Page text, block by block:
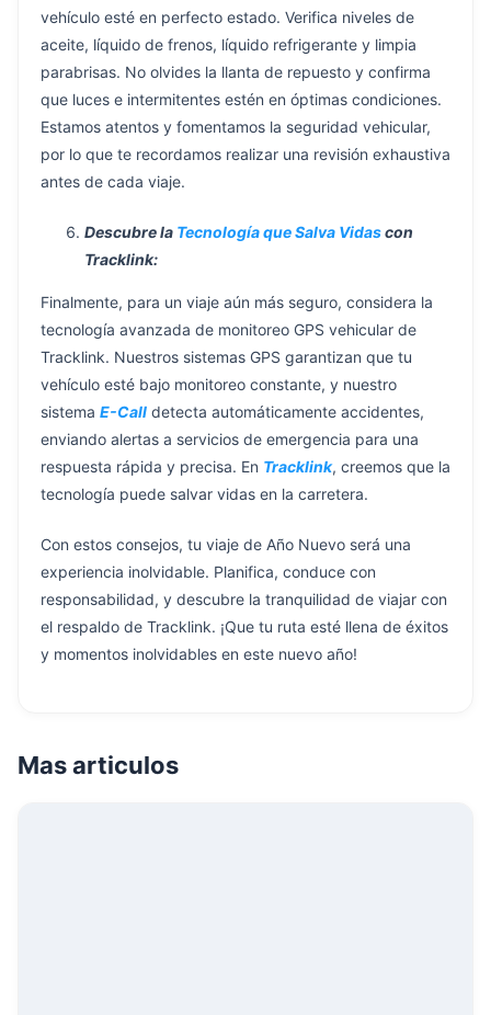
vehículo esté en perfecto estado. Verifica niveles de
aceite, líquido de frenos, líquido refrigerante y limpia
parabrisas. No olvides la llanta de repuesto y confirma
que luces e intermitentes estén en óptimas condiciones.
Estamos atentos y fomentamos la seguridad vehicular,
por lo que te recordamos realizar una revisión exhaustiva
antes de cada viaje.
Descubre la Tecnología que Salva Vidascon
Tracklink:
Finalmente, para un viaje aún más seguro, considera la
tecnología avanzada de monitoreo GPS vehicular de
Tracklink. Nuestros sistemas GPS garantizan que tu
vehículo esté bajo monitoreo constante, y nuestro
sistema E-Call detecta automáticamente accidentes,
enviando alertas a servicios de emergencia para una
respuesta rápida y precisa. En Tracklink, creemos que la
tecnología puede salvar vidas en la carretera.
Con estos consejos, tu viaje de Año Nuevo será una
experiencia inolvidable. Planifica, conduce con
responsabilidad, y descubre la tranquilidad de viajar con
el respaldo de Tracklink. ¡Que tu ruta esté llena de éxitos
y momentos inolvidables en este nuevo año!
Mas articulos